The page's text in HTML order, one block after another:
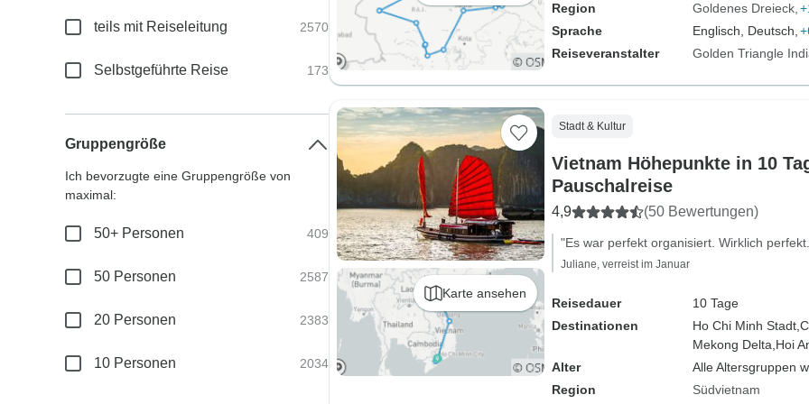
Region Goldenes Dreieck
Sprache
Englisch, Deutsch,
Reiseveranstalter
Golden Triangle
Karte ansehen
Stadt & Kultur
Vietnam Höhepunkte in 10
Pauschalreise
4,9 (50 Bewertungen)
"Es war perfekt organisiert. Wirklich
Juliane, verreist im Januar
Reisedauer
10 Tage
Destinationen
Ho Chi Minh Stadt,
Mekong Delta, Hoi
Alter
Alle Altersgruppen
Region
Südvietnam
teils mit Reiseleitung 2570
Selbstgeführte Reise 173
Gruppengröße
Ich bevorzugte eine Gruppengröße von
maximal:
50+ Personen 409
50 Personen 2587
20 Personen 2383
10 Personen 2034